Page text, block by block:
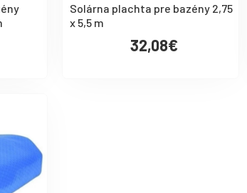
Solárna plachta pre bazény 2,75
x 5,5 m
32,08€